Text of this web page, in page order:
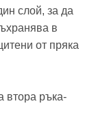
слой, за да
в
от пряка
втора ръка-